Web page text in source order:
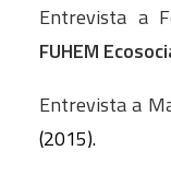
Entrevista a
FUHEM
Entrevista a
(2015).